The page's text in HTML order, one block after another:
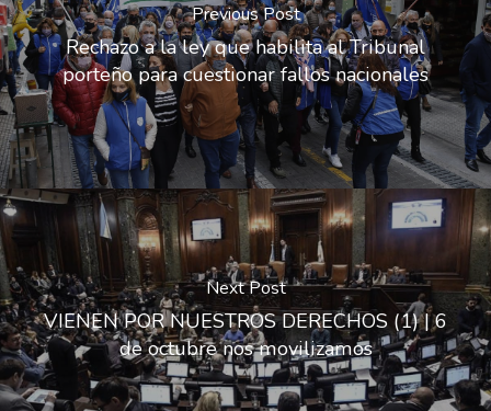
Previous Post
Rechazo a la ley que habilita al Tribunal
porteño para cuestionar fallos nacionales
Next Post
VIENEN POR NUESTROS DERECHOS (1) | 6
de octubre nos movilizamos